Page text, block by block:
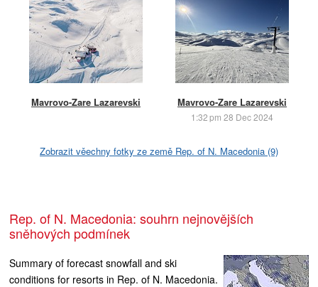
Mavrovo-Zare Lazarevski Mavrovo-Zare Lazarevski
1:32 pm 28 Dec 2024
Zobrazit věechny fotky ze země Rep. of N. Macedonia (9)
Rep. of N. Macedonia: souhrn nejnovějších
sněhových podmínek
Summary of forecast snowfall and ski
conditions for resorts in Rep. of N. Macedonia.